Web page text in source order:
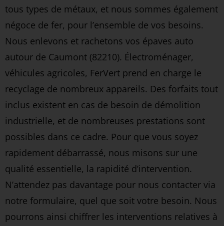
tous types de métaux, et nous sommes également
négoce de fer, pour l’ensemble de vos besoins.
Nous enlevons et rachetons vos épaves auto
autour de Caumont (82210). Électroménager,
véhicules agricoles, FerVert prend en charge le
recyclage de nombreux appareils. Des forfaits tout
inclus existent en cas de besoin de démolition
industrielle, et de nombreuses prestations sont
possibles dans ce cadre. Pour que vous soyez
rapidement débarrassé, nous misons sur une
qualité essentielle, la rapidité d’intervention.
N’attendez pas davantage pour nous contacter via
notre formulaire, quel que soit votre besoin. Nous
pourrons ainsi chiffrer les interventions relatives à